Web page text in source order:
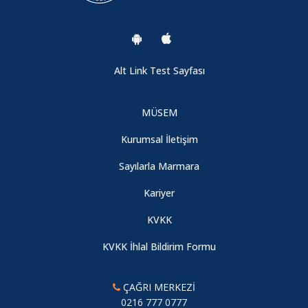
Avrupa Birliği Burs Duyurusu
Alt Link Test Sayfası
MÜSEM
Kurumsal İletişim
Sayılarla Marmara
Kariyer
KVKK
KVKK İhlal Bildirim Formu
ÇAĞRI MERKEZİ
0216 777 0777